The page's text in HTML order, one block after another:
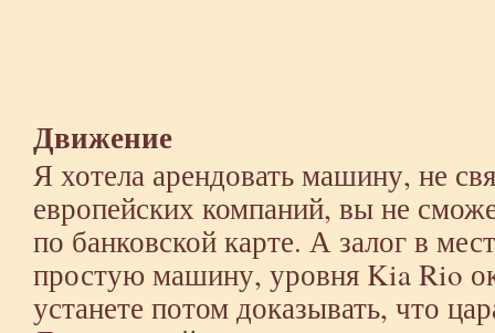
Движение
Я хотела арендовать машину, не
европейских компаний, вы не
по банковской карте. А залог в
простую машину, уровня Kia Rio
устанете потом доказывать, что